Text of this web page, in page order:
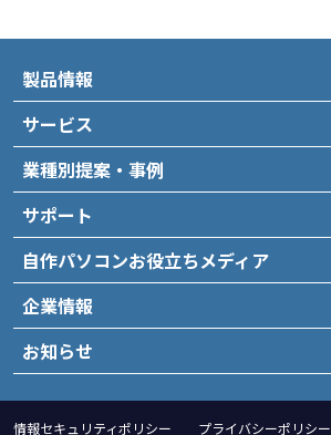
製品情報
サービス
業種別提案・事例
サポート
自作パソコンお役立ちメディア
企業情報
お知らせ
情報セキュリティポリシー プライバシーポリシー